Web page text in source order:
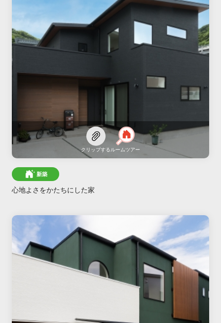
クリップするルームツアー
新築
心地よさをかたちにした家